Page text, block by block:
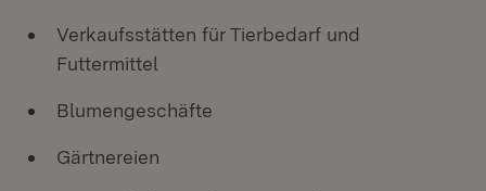
Verkaufsstätten für Tierbedarf und
Futtermittel
Blumengeschäfte
Gärtnereien